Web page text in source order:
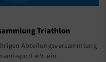
Triathlon
Abteilungsversammlung
sport e.V. ein.